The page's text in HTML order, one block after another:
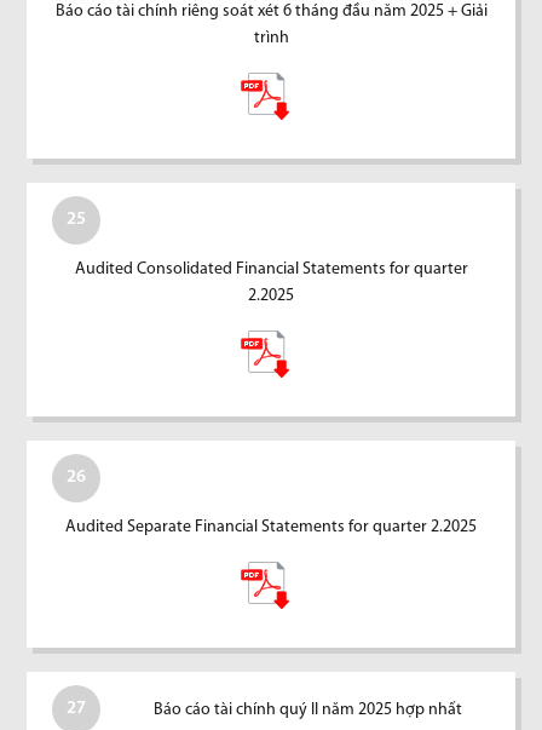
Báo cáo tài chính riêng soát xét 6 tháng đầu năm 2025 + Giải
trình
25
Audited Consolidated Financial Statements for quarter
2.2025
26
Audited Separate Financial Statements for quarter 2.2025
27 Báo cáo tài chính quý II năm 2025 hợp nhất